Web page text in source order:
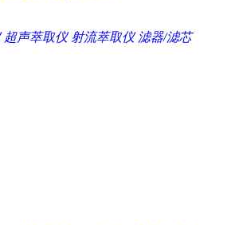
超声萃取仪 射流萃取仪 滤器/滤芯